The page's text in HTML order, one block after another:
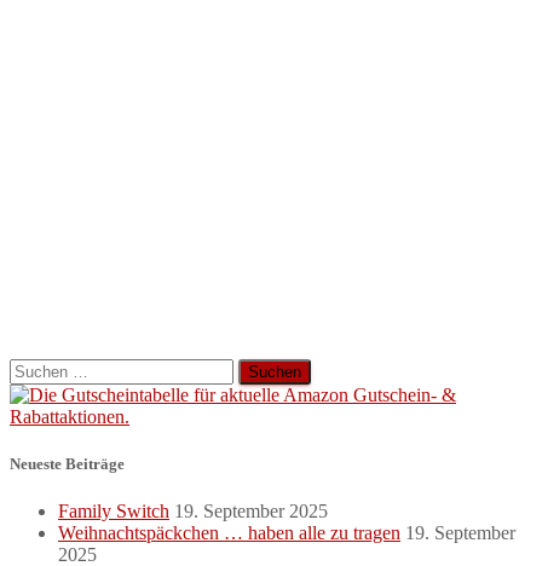
Suchen
nach:
Neueste Beiträge
Family Switch 19. September 2025
Weihnachtspäckchen … haben alle zu tragen 19. September
2025